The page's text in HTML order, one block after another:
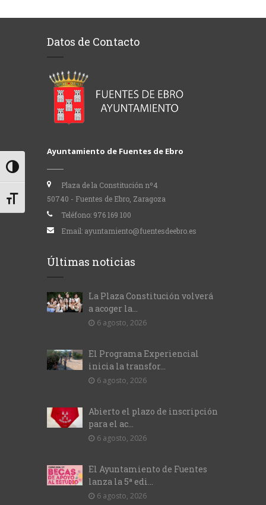
Alternar alto contraste
Alternar tamaño de letra
Datos de Contacto
Ayuntamiento de Fuentes de Ebro
Plaza de la Constitución nº4
50740 - Fuentes de Ebro, Zaragoza
Teléfono: 976 169 100
Email: ayuntamiento@fuentesdeebro.es
Últimas noticias
La Plaza Constitución volverá
a acoger la...
6 agosto, 2026
El Programa Experiencial
inicia la transfor...
6 agosto, 2026
Abierto el plazo de inscripción
para el ac...
6 agosto, 2026
El Ayuntamiento de Fuentes
lanza la 5ª edi...
6 agosto, 2026